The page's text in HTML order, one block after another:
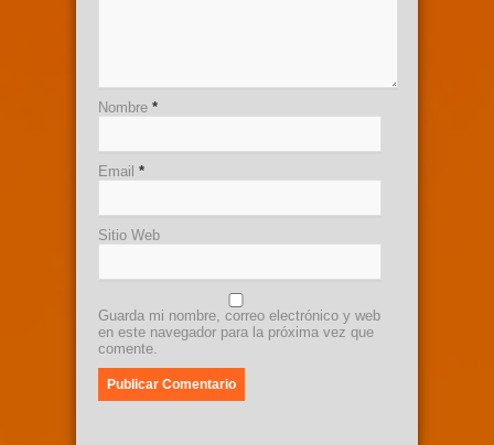
Nombre *
Email *
Sitio Web
Guarda mi nombre, correo electrónico y web
en este navegador para la próxima vez que
comente.